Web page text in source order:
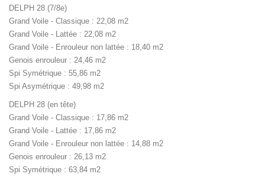
DELPH 28 (7/8e)
Grand Voile - Classique : 22,08 m2
Grand Voile - Lattée : 22,08 m2
Grand Voile - Enrouleur non lattée : 18,40 m2
Genois enrouleur : 24,46 m2
Spi Symétrique : 55,86 m2
Spi Asymétrique : 49,98 m2
DELPH 28 (en tête)
Grand Voile - Classique : 17,86 m2
Grand Voile - Lattée : 17,86 m2
Grand Voile - Enrouleur non lattée : 14,88 m2
Genois enrouleur : 26,13 m2
Spi Symétrique : 63,84 m2